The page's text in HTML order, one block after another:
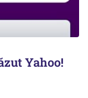
Yahoo!